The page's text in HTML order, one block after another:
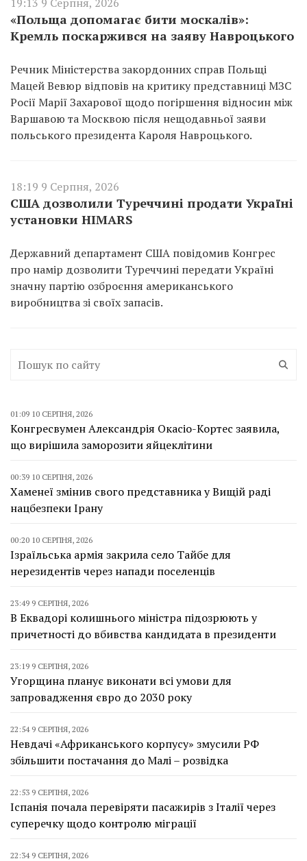
«Польща допомагає бити москалів»:
Кремль поскаржився на заяву Навроцького
Речник Міністерства закордонних справ Польщі
Мацей Вевюр відповів на критику представниці МЗС
Росії Марії Захарової щодо погіршення відносин між
Варшавою та Москвою після нещодавньої заяви
польського президента Кароля Навроцького.
18:19 9 Серпня, 2026
США дозволили Туреччині продати Україні
установки HIMARS
Державний департамент США повідомив Конгрес
про намір дозволити Туреччині передати Україні
значну партію озброєння американського
виробництва зі своїх запасів.
01:09 10 СЕРПНЯ, 2026
Конгресвумен Александрія Окасіо-Кортес заявила,
що вирішила заморозити яйцеклітини
00:39 10 СЕРПНЯ, 2026
Хаменеї змінив свого представника у Вищій раді
нацбезпеки Ірану
00:20 10 СЕРПНЯ, 2026
Ізраїльська армія закрила село Тайбе для
нерезидентів через напади поселенців
23:49 9 СЕРПНЯ, 2026
В Еквадорі колишнього міністра підозрюють у
причетності до вбивства кандидата в президенти
23:19 9 СЕРПНЯ, 2026
Угорщина планує виконати всі умови для
запровадження євро до 2030 року
22:54 9 СЕРПНЯ, 2026
Невдачі «Африканського корпусу» змусили РФ
збільшити постачання до Малі – розвідка
22:53 9 СЕРПНЯ, 2026
Іспанія почала перевіряти пасажирів з Італії через
суперечку щодо контролю міграції
22:34 9 СЕРПНЯ, 2026